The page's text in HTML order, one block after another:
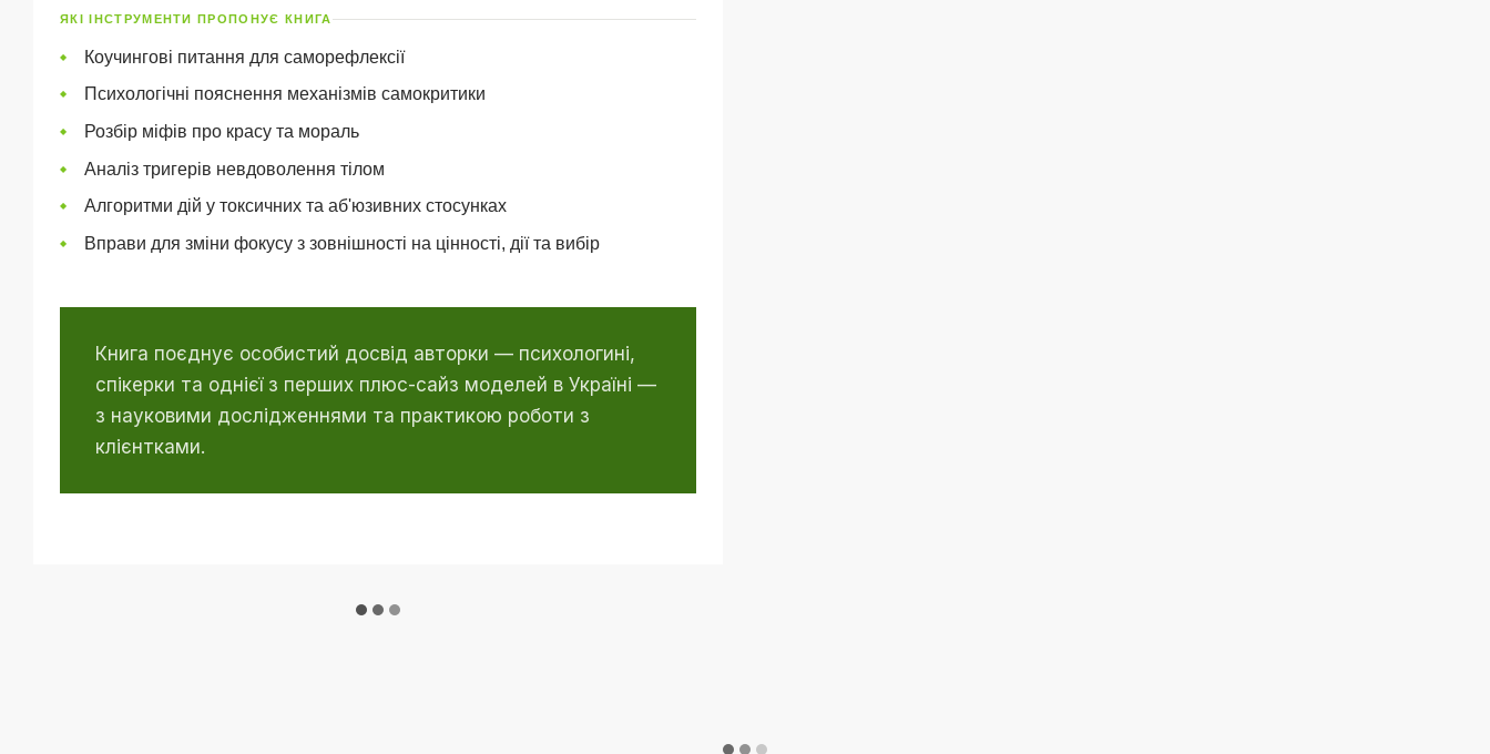
ЯКІ ІНСТРУМЕНТИ ПРОПОНУЄ КНИГА
Коучингові питання для саморефлексії
Психологічні пояснення механізмів самокритики
Розбір міфів про красу та мораль
Аналіз тригерів невдоволення тілом
Алгоритми дій у токсичних та аб'юзивних стосунках
Вправи для зміни фокусу з зовнішності на цінності, дії та вибір
Книга поєднує особистий досвід авторки — психологині,
спікерки та однієї з перших плюс-сайз моделей в Україні —
з науковими дослідженнями та практикою роботи з
клієнтками.